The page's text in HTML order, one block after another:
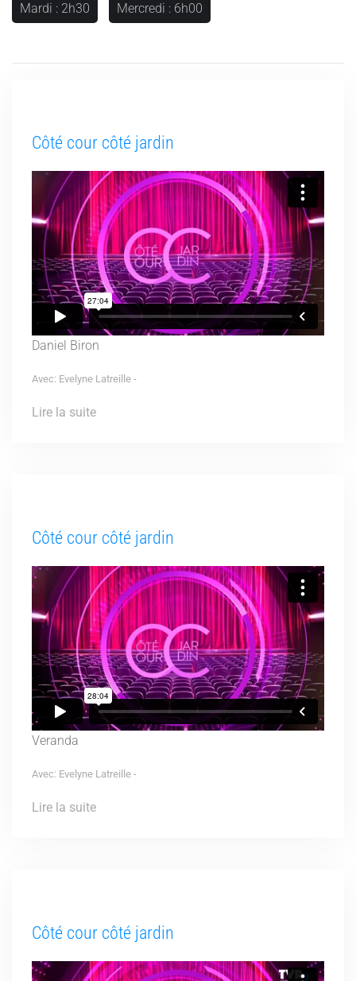
Mardi : 2h30 Mercredi : 6h00
Côté cour côté jardin
Daniel Biron
Avec: Evelyne Latreille -
Lire la suite
Côté cour côté jardin
Veranda
Avec: Evelyne Latreille -
Lire la suite
Côté cour côté jardin